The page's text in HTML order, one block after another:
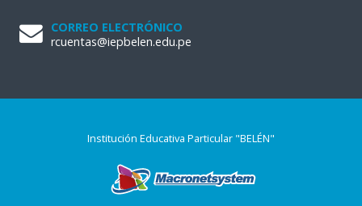
CORREO ELECTRÓNICO
rcuentas@iepbelen.edu.pe
Institución Educativa Particular "BELÉN"